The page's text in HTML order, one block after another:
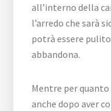
all’interno della
l’arredo che sarà
potrà essere
abbandona.
Mentre per
anche dopo aver